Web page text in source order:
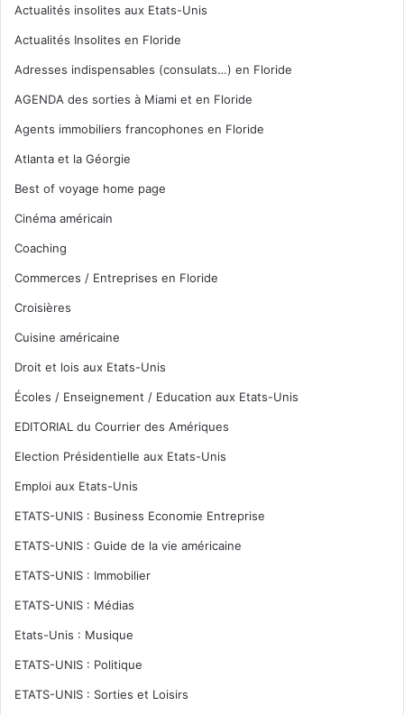
Actualités insolites aux Etats-Unis
Actualités Insolites en Floride
Adresses indispensables (consulats…) en Floride
AGENDA des sorties à Miami et en Floride
Agents immobiliers francophones en Floride
Atlanta et la Géorgie
Best of voyage home page
Cinéma américain
Coaching
Commerces / Entreprises en Floride
Croisières
Cuisine américaine
Droit et lois aux Etats-Unis
Écoles / Enseignement / Education aux Etats-Unis
EDITORIAL du Courrier des Amériques
Election Présidentielle aux Etats-Unis
Emploi aux Etats-Unis
ETATS-UNIS : Business Economie Entreprise
ETATS-UNIS : Guide de la vie américaine
ETATS-UNIS : Immobilier
ETATS-UNIS : Médias
Etats-Unis : Musique
ETATS-UNIS : Politique
ETATS-UNIS : Sorties et Loisirs